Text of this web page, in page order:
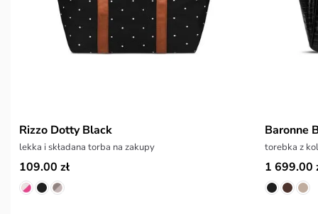
Rizzo Dotty Black
lekka i składana torba na zakupy
109.00 zł
Baronne
torebka z
1 699.00